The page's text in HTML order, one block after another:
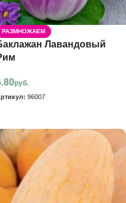
РАЗМНОЖАЕМ
Лавандовый
руб.
96007